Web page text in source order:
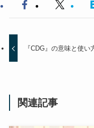
『CDG』の意味と使い
関連記事